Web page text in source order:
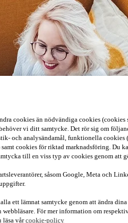
bidrar till bolagets framgång och
Rätt sätt i styrelsearbete,
göra skillnad. I detta inlägg, det
Hasselborn, styrelsecoach på PwC,
cookies än nödvändiga cookies (cookies
vi ditt samtycke. Det rör sig om
och analysändamål, funktionella
cookies för riktad marknadsföring. Du
till en viss typ av cookies genom att
såsom Google, Meta och
ett lämnat samtycke genom att ändra
För mer information om
läsa vårcookie-policy